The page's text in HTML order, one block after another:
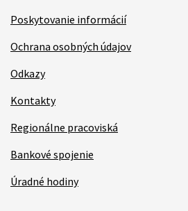
Poskytovanie informácií
Ochrana osobných údajov
Odkazy
Kontakty
Regionálne pracoviská
Bankové spojenie
Úradné hodiny